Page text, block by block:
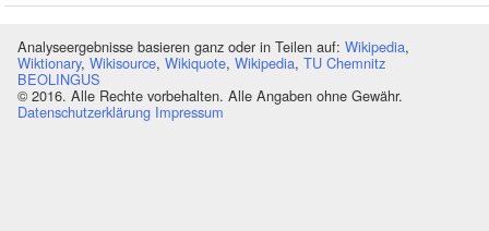
Analyseergebnisse basieren ganz oder in Teilen auf: Wikipedia,
Wiktionary, Wikisource, Wikiquote, Wikipedia, TU Chemnitz
BEOLINGUS
© 2016. Alle Rechte vorbehalten. Alle Angaben ohne Gewähr.
Datenschutzerklärung Impressum